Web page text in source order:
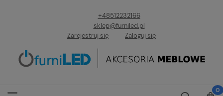
+48512232166
sklep@furniled.pl
Zarejestruj się
Zaloguj się